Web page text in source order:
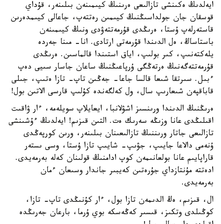
ايەلدىڭ ەكىنشى تازالىعى ەرىنىڭ كيىمىنەن بىلىنەر، قۇداي
قوسقان جان جولداسىڭنىڭ كيىمىن رەتتەپ، جاعالى كيىمدەرىن
قاستەرلەپ ۇستا، ەرىڭدى قۇرمەتتەۋدى ونىڭ كيىمىنەن
باستاساڭ، ەل الدىندا قۇرمەتى ارتادى. انا- مىنا جەردە
يلەكتەنىپ، كىر بولىپ، اياق استىندا قالماسىن. ەرىڭدى
قۇرمەتتەگەنىڭ ەرتەڭگى ۇرپاعىڭنىڭ ساعان جاسار سىيى دەپ
ءبىل. سىرتقا شىعا قالسا جاعا- جەڭىن تاپ- تازا ەتىپ، جىلى
قاباقپەن شىعارىپ سال، ول كەلگەندە كۇلىپ قارسى الاتىن بول!
ەرىڭنىڭ الدىندا ورىنسىز اشۋلانبا، ايعايلاپ سويلەمە، ءار ۋاقىت
اقىلىڭدى عانا وزىڭە سەرىك ەت. التىن قىزىم! ايەلدىڭ ءۇشىنشى
تازالىعى جاتار ورىننىڭ تازالىعىنان بىلىنەر، ورىن كورپەڭدى
ۇنەمى دالاعا جايىپ، جۋىپ- شايىپ تازا ۇستا، وسى ىستەر
قاراپايىم عانا بولعانىمەن كوپ ادامنىڭ قولىنان كەلە بەرمەيدى.
ادەتتە مۇنتازداي جۇرەتىن كەيبىر جاندار وسىعان ءمان
بەرمەيدى.
ال، قىزىم، ەڭ الدىمەن تازا بول، ءار كۇنىڭدى تاپ- تازا،
كوڭىلدى وتكىز، قىسىر كەڭەسكە بوي ۇرما، بارعان جەرىڭدە